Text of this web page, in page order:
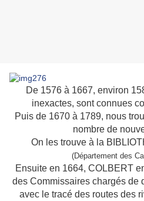
De 1576 à 1667, environ
inexactes, sont connues
Puis de 1670 à 1789, nous
nombre de
On les trouve à la
(Département des
Ensuite en 1664, COLBERT
des Commissaires chargés de
avec le tracé des routes des